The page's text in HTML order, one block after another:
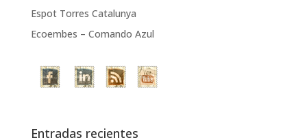
Espot Torres Catalunya
Ecoembes – Comando Azul
Entradas recientes